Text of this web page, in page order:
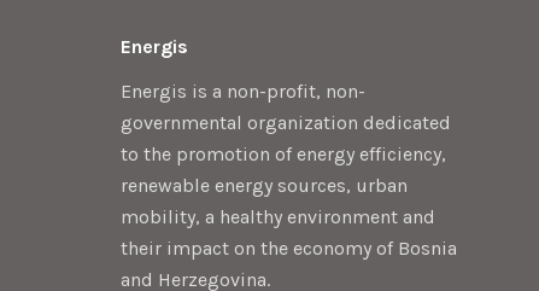
Energis
Energis is a non-profit, non-
governmental organization dedicated
to the promotion of energy efficiency,
renewable energy sources, urban
mobility, a healthy environment and
their impact on the economy of Bosnia
and Herzegovina.